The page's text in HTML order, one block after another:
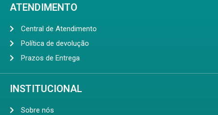
ATENDIMENTO
Central de Atendimento
Política de devolução
Prazos de Entrega
INSTITUCIONAL
Sobre nós